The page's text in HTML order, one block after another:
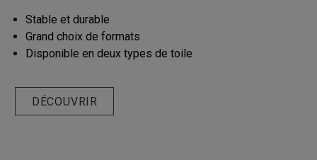
Stable et durable
Grand choix de formats
Disponible en deux types de toile
DÉCOUVRIR